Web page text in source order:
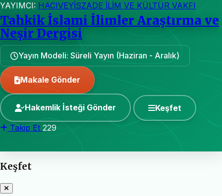
YAYIMCI: HACIVEYİSZADE İLİM VE KÜLTÜR VAKFI
Tahkik İslami İlimler Araştırma ve
Neşir Dergisi
Yayın Modeli: Süreli Yayın (Haziran - Aralık)
Makale Gönder
Hakemlik İsteği Gönder Keşfet
Takip Et 229
Keşfet